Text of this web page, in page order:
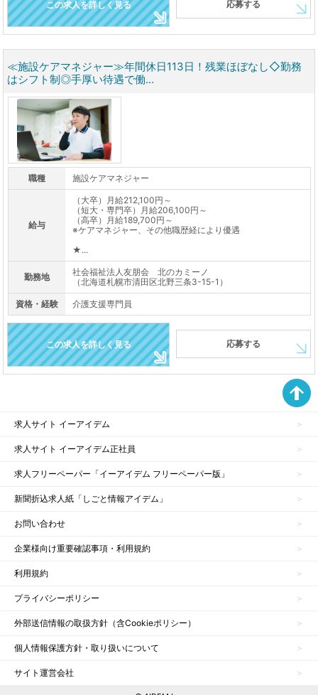
この求人を詳しく見る 応募する
≪施設ケアマネジャー≫年間休日113日！残業ほぼなし◇勤務
はシフト制◎手厚い待遇で働...
職種 施設ケアマネジャー
給与
（大卒）月給212,100円～
（短大・専門卒）月給206,100円～
（高卒）月給189,700円～
※ケアマネジャー、その他職歴経により優遇
★...
勤務地
社会福祉法人友朋会 北のカミーノ
（北海道札幌市清田区北野三条3-15-1）
資格・経験 介護支援専門員
この求人を詳しく見る 応募する
求人サイト イーアイデム
求人サイト イーアイデム正社員
求人フリーペーパー「イーアイデム フリーペーパー版」
新聞折込求人紙「しごと情報アイデム」
お問い合わせ
企業様向け重要確認事項・利用規約
利用規約
プライバシーポリシー
外部送信情報の取扱方針（含Cookieポリシー）
個人情報保護方針・取り扱いについて
サイト運営会社